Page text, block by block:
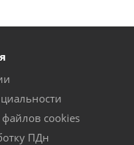
cookies
ПДн